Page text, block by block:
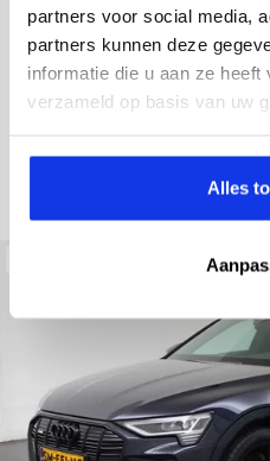
partners voor social media,
partners kunnen deze
informatie die u aan ze
verzameld op basis van uw
Alles
34.998 km 437 km
electronic climate controle
Kopen
36.895,-